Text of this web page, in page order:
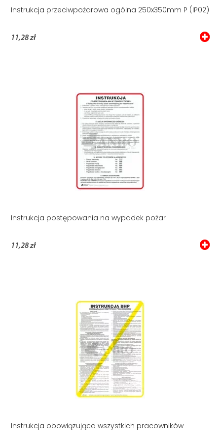
Instrukcja przeciwpożarowa ogólna 250x350mm P (IP02)
11,28 zł
Instrukcja postępowania na wypadek pożar
11,28 zł
Instrukcja obowiązująca wszystkich pracowników